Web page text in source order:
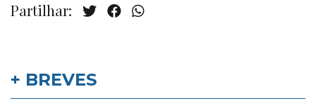
Partilhar:
+ BREVES